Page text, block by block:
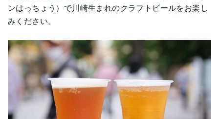
ンはっちょう）で川崎生まれのクラフトビールをお楽し
みください。